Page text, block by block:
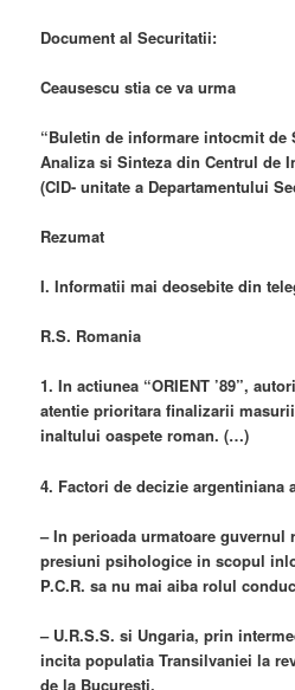
Document al Securitatii:
Ceausescu stia ce va urma
“Buletin de informare intocmit de
Analiza si Sinteza din Centrul de
(CID- unitate a Departamentului
Rezumat
I. Informatii mai deosebite din
R.S. Romania
1. In actiunea “ORIENT ’89”,
atentie prioritara finalizarii
inaltului oaspete roman. (…)
4. Factori de decizie argentiniana
– In perioada urmatoare guvernul
presiuni psihologice in scopul
P.C.R. sa nu mai aiba rolul
– U.R.S.S. si Ungaria, prin
incita populatia Transilvaniei la
de la Bucuresti.